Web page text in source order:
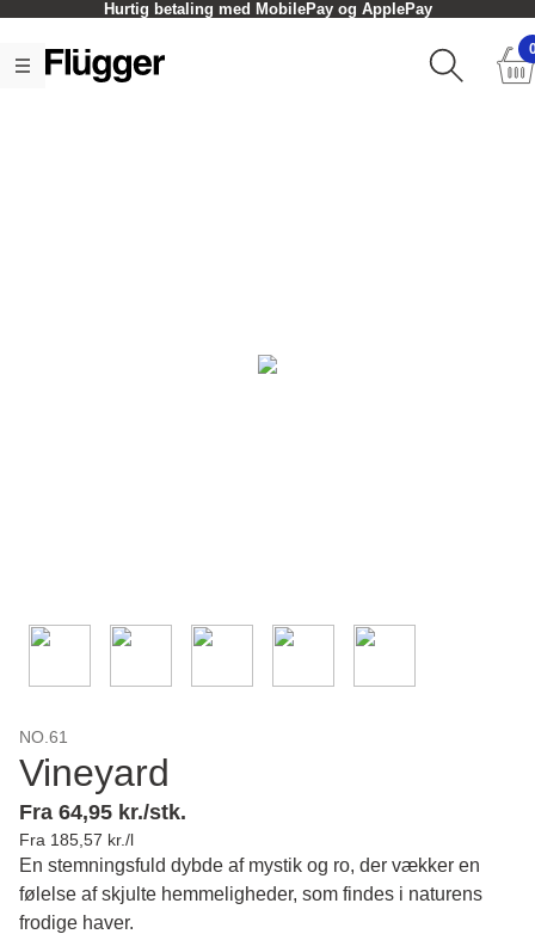
Hurtig betaling med MobilePay og ApplePay
NO.61
Vineyard
Fra 64,95 kr./stk.
Fra 185,57 kr./l
En stemningsfuld dybde af mystik og ro, der vækker en
følelse af skjulte hemmeligheder, som findes i naturens
frodige haver.